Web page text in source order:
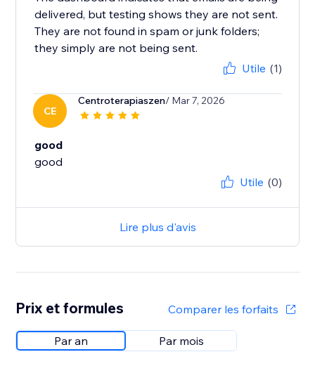
delivered, but testing shows they are not sent.
They are not found in spam or junk folders;
they simply are not being sent.
Utile (1)
CE
Centroterapiaszen/ Mar 7, 2026
good
good
Utile (0)
Lire plus d'avis
Prix et formules Comparer les forfaits
Par an Par mois